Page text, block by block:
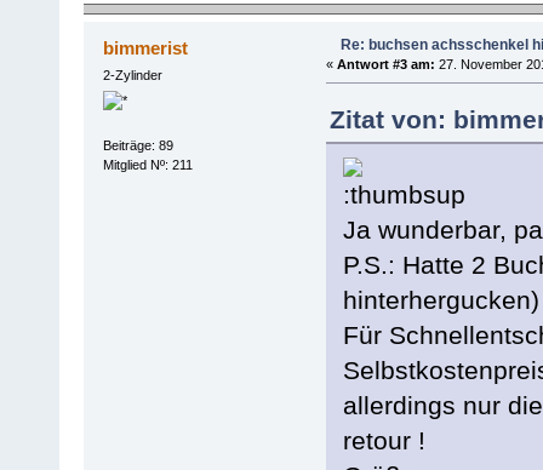
bimmerist
2-Zylinder
Beiträge: 89
Mitglied Nº: 211
Re: buchsen achsschenkel
« Antwort #3 am: 27. November
Zitat von:
Ja wunderbar,
P.S.: Hatte 2
hinterhergucken)
Für
allerdings nur
retour !